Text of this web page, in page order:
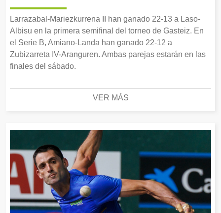
Larrazabal-Mariezkurrena II han ganado 22-13 a Laso-
Albisu en la primera semifinal del torneo de Gasteiz. En
el Serie B, Amiano-Landa han ganado 22-12 a
Zubizarreta IV-Aranguren. Ambas parejas estarán en las
finales del sábado.
VER MÁS